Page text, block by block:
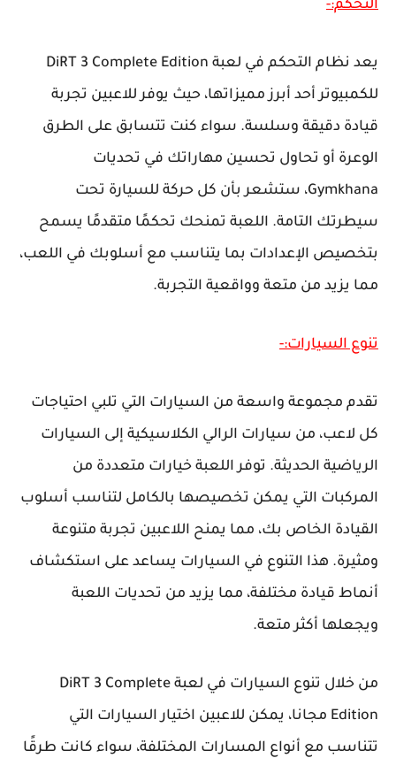
التحكم:-
يعد نظام التحكم في لعبة DiRT 3 Complete Edition
للكمبيوتر أحد أبرز مميزاتها، حيث يوفر للاعبين تجربة
قيادة دقيقة وسلسة. سواء كنت تتسابق على الطرق
الوعرة أو تحاول تحسين مهاراتك في تحديات
Gymkhana، ستشعر بأن كل حركة للسيارة تحت
سيطرتك التامة. اللعبة تمنحك تحكمًا متقدمًا يسمح
بتخصيص الإعدادات بما يتناسب مع أسلوبك في اللعب،
مما يزيد من متعة وواقعية التجربة.
تنوع السيارات:-
تقدم مجموعة واسعة من السيارات التي تلبي احتياجات
كل لاعب، من سيارات الرالي الكلاسيكية إلى السيارات
الرياضية الحديثة. توفر اللعبة خيارات متعددة من
المركبات التي يمكن تخصيصها بالكامل لتناسب أسلوب
القيادة الخاص بك، مما يمنح اللاعبين تجربة متنوعة
ومثيرة. هذا التنوع في السيارات يساعد على استكشاف
أنماط قيادة مختلفة، مما يزيد من تحديات اللعبة
ويجعلها أكثر متعة.
من خلال تنوع السيارات في لعبة DiRT 3 Complete
Edition مجانا، يمكن للاعبين اختيار السيارات التي
تتناسب مع أنواع المسارات المختلفة، سواء كانت طرقًا